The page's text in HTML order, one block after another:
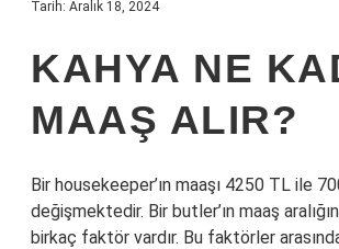
Tarih: Aralık 18, 2024
KAHYA NE
MAAŞ ALIR?
Bir housekeeper’ın maaşı 4250 TL ile
değişmektedir. Bir butler’ın maaş
birkaç faktör vardır. Bu faktörler